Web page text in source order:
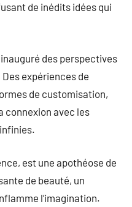
de inédits idées qui
des perspectives
expériences de
de customisation,
connexion avec les
est une apothéose de
de beauté, un
l’imagination.